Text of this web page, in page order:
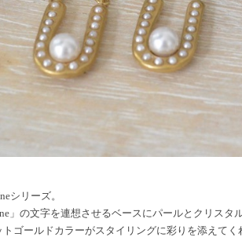
シリーズ。
の文字を連想させるベースにパールとクリスタ
ゴールドカラーがスタイリングに彩りを添えてく